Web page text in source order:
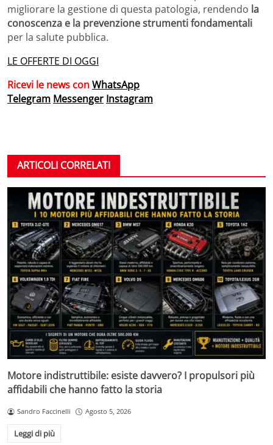
migliorare la gestione di questa patologia, rendendo la
conoscenza e la prevenzione strumenti fondamentali
per la salute pubblica.
LE OFFERTE DI OGGI
Ricevi le news conWhatsApp
Telegram Messenger Instagram
ARTICOLI CORRELATI
Motore indistruttibile: esiste davvero? I propulsori più
affidabili che hanno fatto la storia
Sandro Faccinelli Agosto 5, 2026
Leggi di più